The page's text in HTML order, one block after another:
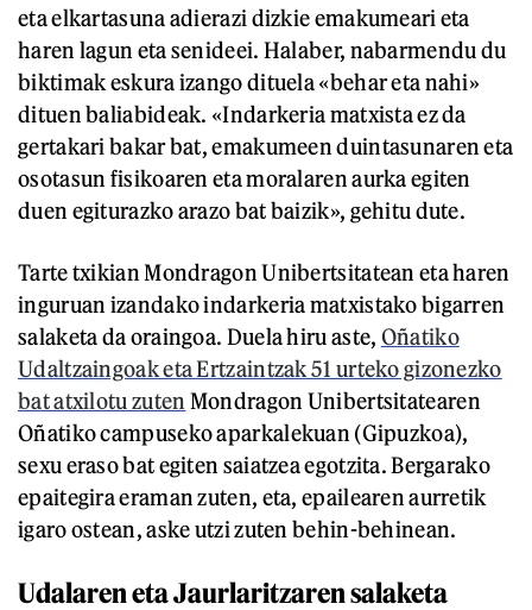
eta elkartasuna adierazi dizkie emakumeari eta
haren lagun eta senideei. Halaber, nabarmendu du
biktimak eskura izango dituela «behar eta nahi»
dituen baliabideak. «Indarkeria matxista ez da
gertakari bakar bat, emakumeen duintasunaren eta
osotasun fisikoaren eta moralaren aurka egiten
duen egiturazko arazo bat baizik», gehitu dute.
Tarte txikian Mondragon Unibertsitatean eta haren
inguruan izandako indarkeria matxistako bigarren
salaketa da oraingoa. Duela hiru aste, Oñatiko
Udaltzaingoak eta Ertzaintzak 51 urteko gizonezko
bat atxilotu zuten Mondragon Unibertsitatearen
Oñatiko campuseko aparkalekuan (Gipuzkoa),
sexu eraso bat egiten saiatzea egotzita. Bergarako
epaitegira eraman zuten, eta, epailearen aurretik
igaro ostean, aske utzi zuten behin-behinean.
Udalaren eta Jaurlaritzaren salaketa